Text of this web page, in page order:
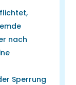
nach
Sperrung